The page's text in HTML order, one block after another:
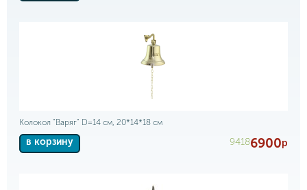
Колокол "Варяг" D=14 см, 20*14*18 см
в корзину 94186900р